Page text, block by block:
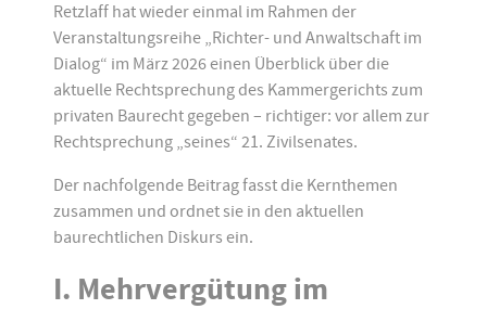
Retzlaff hat wieder einmal im Rahmen der
Veranstaltungsreihe „Richter- und Anwaltschaft im
Dialog“ im März 2026 einen Überblick über die
aktuelle Rechtsprechung des Kammergerichts zum
privaten Baurecht gegeben – richtiger: vor allem zur
Rechtsprechung „seines“ 21. Zivilsenates.
Der nachfolgende Beitrag fasst die Kernthemen
zusammen und ordnet sie in den aktuellen
baurechtlichen Diskurs ein.
I. Mehrvergütung im